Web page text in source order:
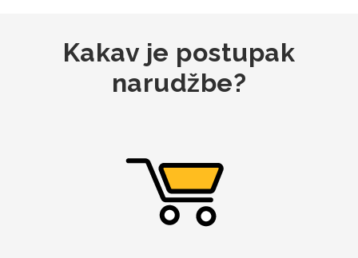
Kakav je postupak
narudžbe?